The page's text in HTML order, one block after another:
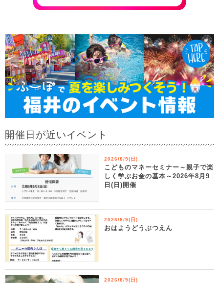
開催日が近いイベント
2026/8/9(日)
こどものマネーセミナー～親子で楽
しく学ぶお金の基本～2026年8月9
日(日)開催
2026/8/9(日)
おはようどうぶつえん
2026/8/9(日)